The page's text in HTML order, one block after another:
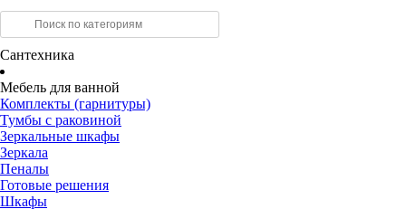
Сантехника
Мебель для ванной
Комплекты (гарнитуры)
Тумбы с раковиной
Зеркальные шкафы
Зеркала
Пеналы
Готовые решения
Шкафы